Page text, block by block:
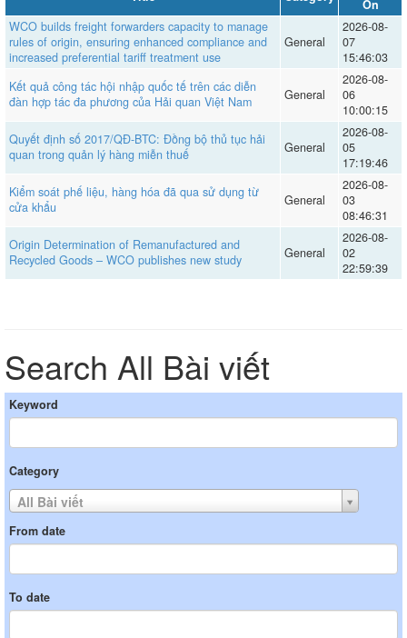
On
WCO builds freight forwarders capacity to manage
rules of origin, ensuring enhanced compliance and
increased preferential tariff treatment use
General
2026-08-
07
15:46:03
Kết quả công tác hội nhập quốc tế trên các diễn
đàn hợp tác đa phương của Hải quan Việt Nam
General
2026-08-
06
10:00:15
Quyết định số 2017/QĐ-BTC: Đồng bộ thủ tục hải
quan trong quản lý hàng miễn thuế
General
2026-08-
05
17:19:46
Kiểm soát phế liệu, hàng hóa đã qua sử dụng từ
cửa khẩu
General
2026-08-
03
08:46:31
Origin Determination of Remanufactured and
Recycled Goods – WCO publishes new study
General
2026-08-
02
22:59:39
Search All Bài viết
Keyword
Category
All Bài viết
From date
To date